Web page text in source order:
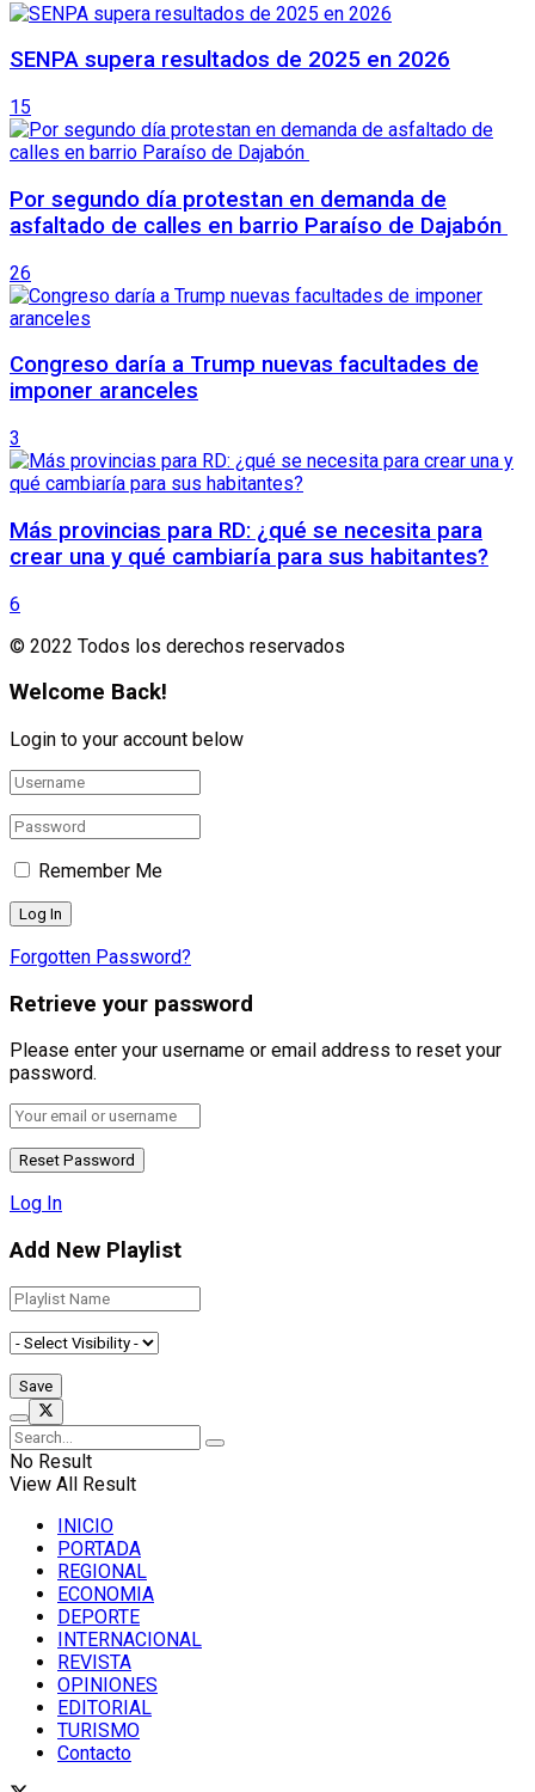
SENPA supera resultados de 2025 en 2026
15
Por segundo día protestan en demanda de
asfaltado de calles en barrio Paraíso de Dajabón
26
Congreso daría a Trump nuevas facultades de
imponer aranceles
3
Más provincias para RD: ¿qué se necesita para
crear una y qué cambiaría para sus habitantes?
6
© 2022 Todos los derechos reservados
Welcome Back!
Login to your account below
Remember Me
Forgotten Password?
Retrieve your password
Please enter your username or email address to reset your
password.
Log In
Add New Playlist
No Result
View All Result
INICIO
PORTADA
REGIONAL
ECONOMIA
DEPORTE
INTERNACIONAL
REVISTA
OPINIONES
EDITORIAL
TURISMO
Contacto